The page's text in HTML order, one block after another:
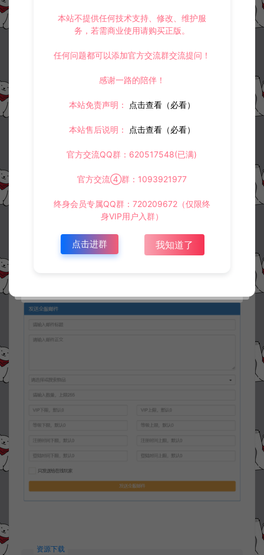
资源下载
本站不提供任何技术支持、修改、维护服
务，若需商业使用请购买正版。
任何问题都可以添加官方交流群交流提问！
感谢一路的陪伴！
本站免责声明： 点击查看（必看）
本站售后说明： 点击查看（必看）
官方交流QQ群：620517548(已满)
官方交流④群：1093921977
终身会员专属QQ群：720209672（仅限终
身VIP用户入群）
点击进群 我知道了